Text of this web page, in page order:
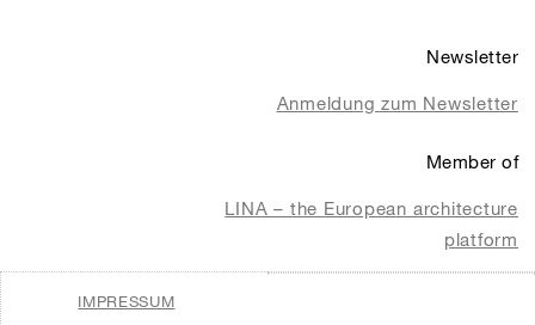
Newsletter
Anmeldung zum Newsletter
Member of
LINA – the European architecture
platform
IMPRESSUM